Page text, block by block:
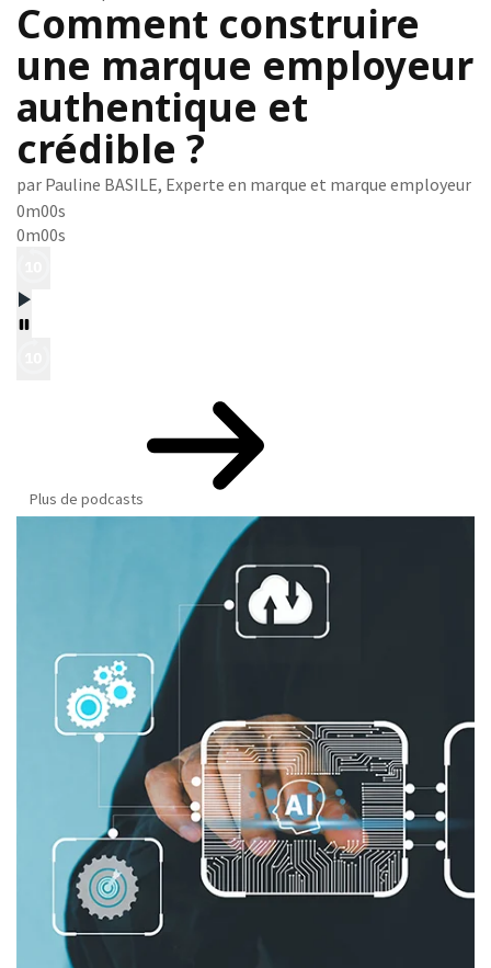
Comment construire
une marque employeur
authentique et
crédible ?
par Pauline BASILE, Experte en marque et marque employeur
0m00s
0m00s
Plus de podcasts